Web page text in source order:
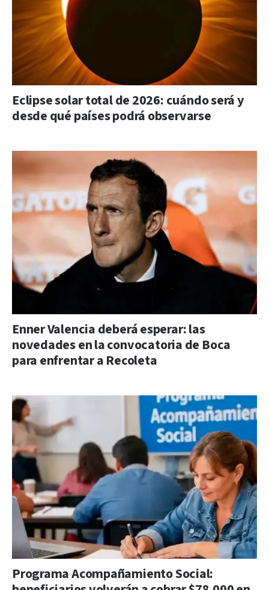
Eclipse solar total de 2026: cuándo será y
desde qué países podrá observarse
Enner Valencia deberá esperar: las
novedades en la convocatoria de Boca
para enfrentar a Recoleta
Programa Acompañamiento Social: